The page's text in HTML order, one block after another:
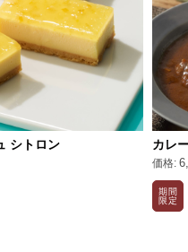
シトロン カレ
期間
限定